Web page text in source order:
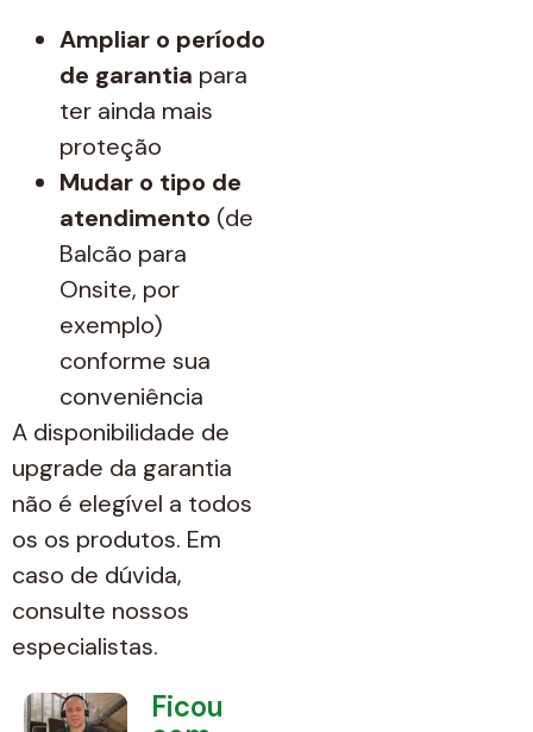
Ampliar o período
de garantia para
ter ainda mais
proteção
Mudar o tipo de
atendimento (de
Balcão para
Onsite, por
exemplo)
conforme sua
conveniência
A disponibilidade de
upgrade da garantia
não é elegível a todos
os os produtos. Em
caso de dúvida,
consulte nossos
especialistas.
Ficou